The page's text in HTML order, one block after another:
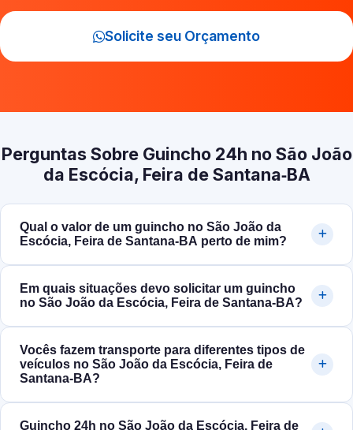
Solicite seu Orçamento
Perguntas Sobre Guincho 24h no São João
da Escócia, Feira de Santana‑BA
Qual o valor de um guincho no São João da
Escócia, Feira de Santana‑BA perto de mim?
Em quais situações devo solicitar um guincho
no São João da Escócia, Feira de Santana‑BA?
Vocês fazem transporte para diferentes tipos de
veículos no São João da Escócia, Feira de
Santana‑BA?
Guincho 24h no São João da Escócia, Feira de